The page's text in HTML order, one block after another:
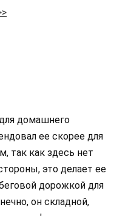
домашнего
ее скорее для
так как здесь нет
это делает ее
дорожкой для
он складной,